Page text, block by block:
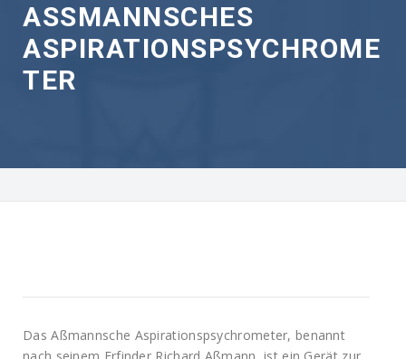
ASSMANNSCHES
ASPIRATIONSPSYCHROME
TER
Das Aßmannsche Aspirationspsychrometer, benannt